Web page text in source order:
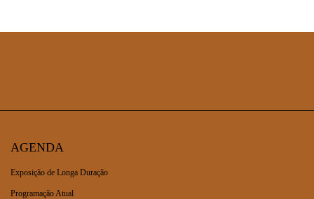
AGENDA
Exposição de Longa Duração
Programação Atual